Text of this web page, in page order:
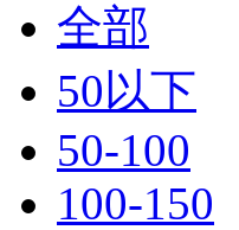
全部
50以下
50-100
100-150